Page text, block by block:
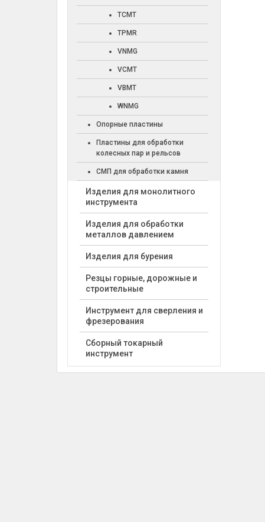
TCMT
TPMR
VNMG
VCMT
VBMT
WNMG
Опорные пластины
Пластины для обработки
колесных пар и рельсов
СМП для обработки камня
Изделия для монолитного
инструмента
Изделия для обработки
металлов давлением
Изделия для бурения
Резцы горные, дорожные и
строительные
Инструмент для сверления и
фрезерования
Сборный токарный
инструмент